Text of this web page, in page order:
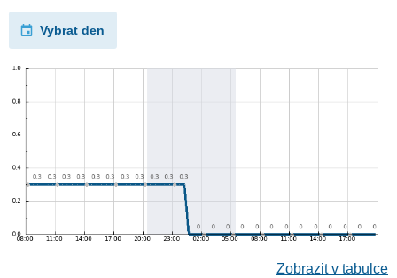
Vybrat den
Zobrazit v tabulce